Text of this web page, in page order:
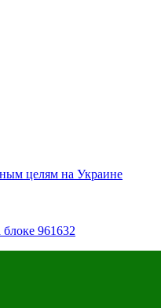
целям на Украине
961632